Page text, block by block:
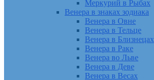
Меркурий в Рыбах
Венера в знаках зодиака
Венера в Овне
Венера в Тельце
Венера в Близнецах
Венера в Раке
Венера во Льве
Венера в Деве
Венера в Весах